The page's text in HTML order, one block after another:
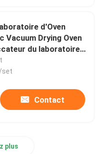
d'Oven
Vacuum Drying Oven
du laboratoire
set
Contact
plus